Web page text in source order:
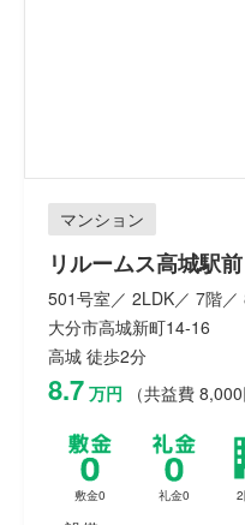
マンション
リルームス高城駅前
501号室／ 2LDK／ 7階
大分市高城新町14-16
高城 徒歩2分
8.7 万円 （共益費 8,000
敷金0 礼金0